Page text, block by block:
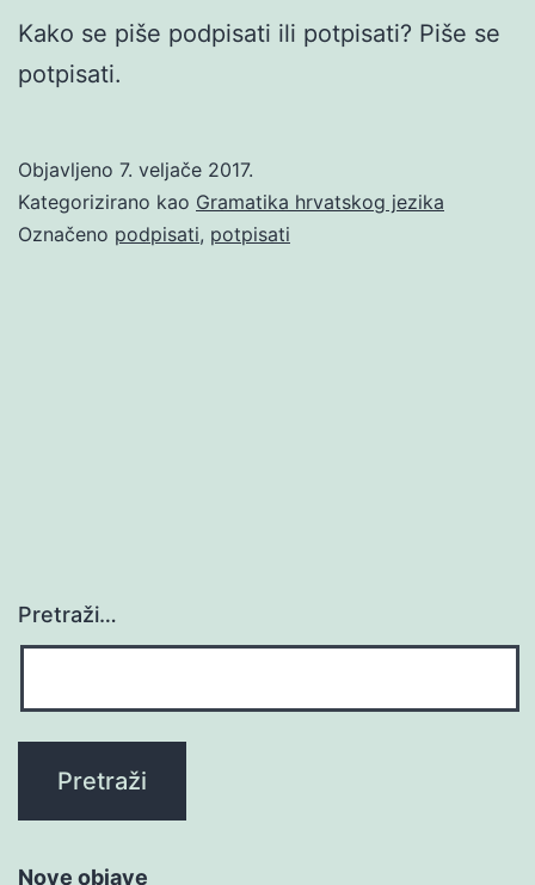
Kako se piše podpisati ili potpisati? Piše se
potpisati.
Objavljeno 7. veljače 2017.
Kategorizirano kao Gramatika hrvatskog jezika
Označeno podpisati, potpisati
Pretraži…
Nove objave